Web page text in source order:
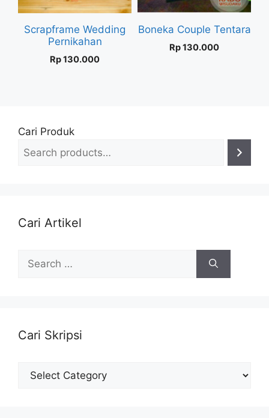
Scrapframe Wedding
Pernikahan
Rp130.000
Boneka Couple Tentara
Rp130.000
Cari Produk
Cari Artikel
for:
Cari Skripsi
Cari
Skripsi